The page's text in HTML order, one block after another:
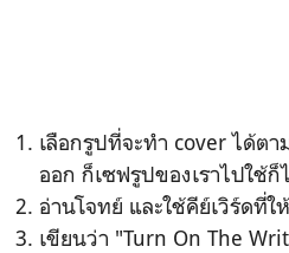
เลือกรูปที่จะทำ cover ได้ต
ออก ก็เซฟรูปของเราไปใช้ก็
อ่านโจทย์ และใช้คีย์เวิร์ดที่ใ
เขียนว่า "Turn On The